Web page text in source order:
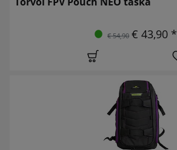
€ 54,90 € 43,90 *